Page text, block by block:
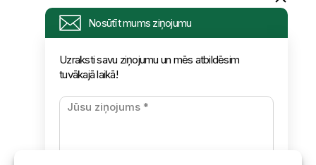
Nosūtīt mums ziņojumu
Uzraksti savu ziņojumu un mēs atbildēsim
tuvākajā laikā!
Informācija
Pieprasījums
Apmaksa un piegāde